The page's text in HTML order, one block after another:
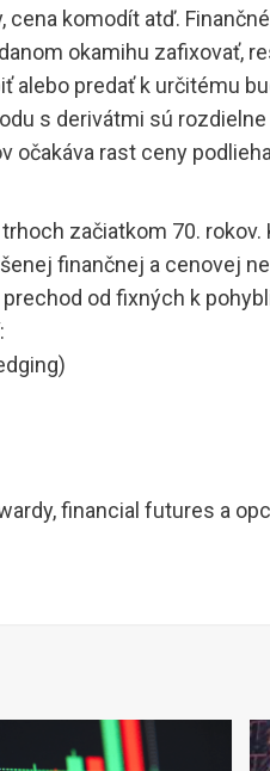
cena komodít atď.
okamihu zafixovať,
alebo predať k určitému
s derivátmi sú
očakáva rast ceny
začiatkom 70.
finančnej a cenovej
od fixných k
financial futures a